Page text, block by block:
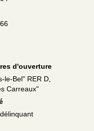
d'ouverture
le-Bel" RER D,
Carreaux"